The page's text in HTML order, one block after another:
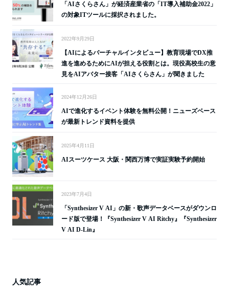
「AIさくらさん」が経済産業省の「IT導入補助金2022」
の対象ITツールに採択されました。
2022年9月29日
【AIによるバーチャルインタビュー】教育現場でDX推
進を進めるためにAIが担える役割とは。現役高校生の意
見をAIアバター接客「AIさくらさん」が聞きました
2024年12月26日
AIで進化するイベント体験を無料公開！ニューズベース
が最新トレンド資料を提供
2025年4月11日
AIスーツケース 大阪・関西万博で実証実験予約開始
2023年7月4日
「Synthesizer V AI」の新・歌声データベースがダウンロ
ード版で登場！『Synthesizer V AI Ritchy』『Synthesizer
V AI D-Lin』
人気記事